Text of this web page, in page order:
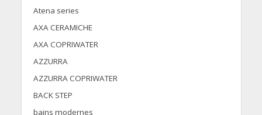
Atena series
AXA CERAMICHE
AXA COPRIWATER
AZZURRA
AZZURRA COPRIWATER
BACK STEP
bains modernes